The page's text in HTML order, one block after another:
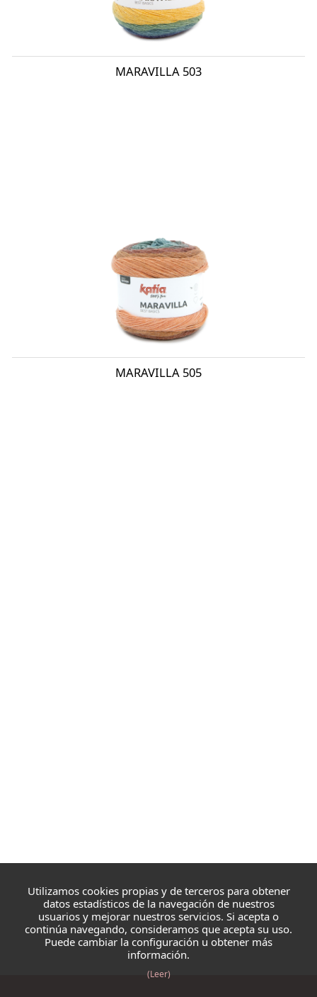
Utilizamos cookies propias y de terceros para obtener
datos estadísticos de la navegación de nuestros
usuarios y mejorar nuestros servicios. Si acepta o
continúa navegando, consideramos que acepta su uso.
Puede cambiar la configuración u obtener más
información.
(Leer)
MARAVILLA 503
MARAVILLA 505